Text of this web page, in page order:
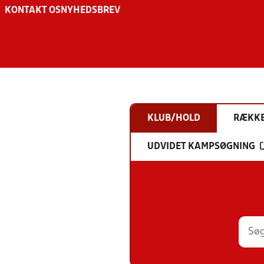
KONTAKT OS NYHEDSBREV
KLUB/HOLD
UDVIDET KAMPSØGNING